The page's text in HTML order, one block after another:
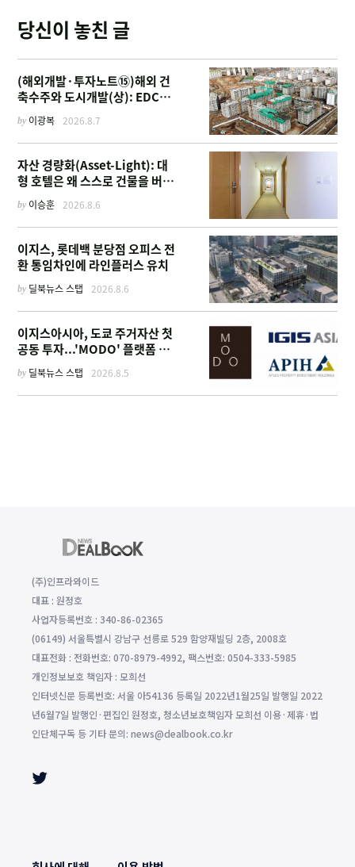
당신이 놓친 글
(해외개발·투자노트⑮)해외 건
축수주와 도시개발(상): EDCF
부터 계열사 진출 위한 복합시설
까지
by 이광복 2026.8.7
자산 경량화(Asset-Light): 대
형 호텔은 왜 스스로 건물을 버리
고 '이름'만 팔기 시작했을까
by 이승훈 2026.8.6
이지스, 롯데백 분당점 오피스 전
환 통임차인에 라인플러스 유치
by 딜북뉴스 스탭 2026.8.6
이지스아시아, 도쿄 주거자산 첫
공동 투자...'MODO' 플랫폼 가
by 딜북뉴스 스탭 2026.8.5
(주)인프라와이드
대표 : 원정호
사업자등록번호 : 340-86-02365
(06149) 서울특별시 강남구 선릉로 529 함양재빌딩 2층, 2008호
대표전화 : 전화번호: 070-8979-4992, 팩스번호: 0504-333-5985
개인정보보호 책임자 : 모희선
인터넷신문 등록번호: 서울 아54136 등록일 2022년1월25일 발행일 2022
년6월7일 발행인·편집인 원정호, 청소년보호책임자 모희선 이용·제휴·법
인단체구독 등 기타 문의: news@dealbook.co.kr